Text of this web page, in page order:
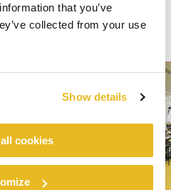
that you’ve
collected from your use
Show details
cookies